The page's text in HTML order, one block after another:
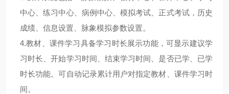
中心、练习中心、病例中心、模拟考试、正式考试，历史
成绩、信息设置、脉象模拟参数设置。
4.教材、课件学习具备学习时长展示功能，可显示建议学
习时长、开始学习时间、结束学习时间、是否已学、已学
时长功能。可自动记录累计用户对指定教材、课件学习时
间。